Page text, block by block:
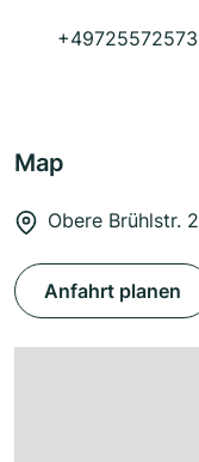
Map
Obere Brühlstr.
Anfahrt planen